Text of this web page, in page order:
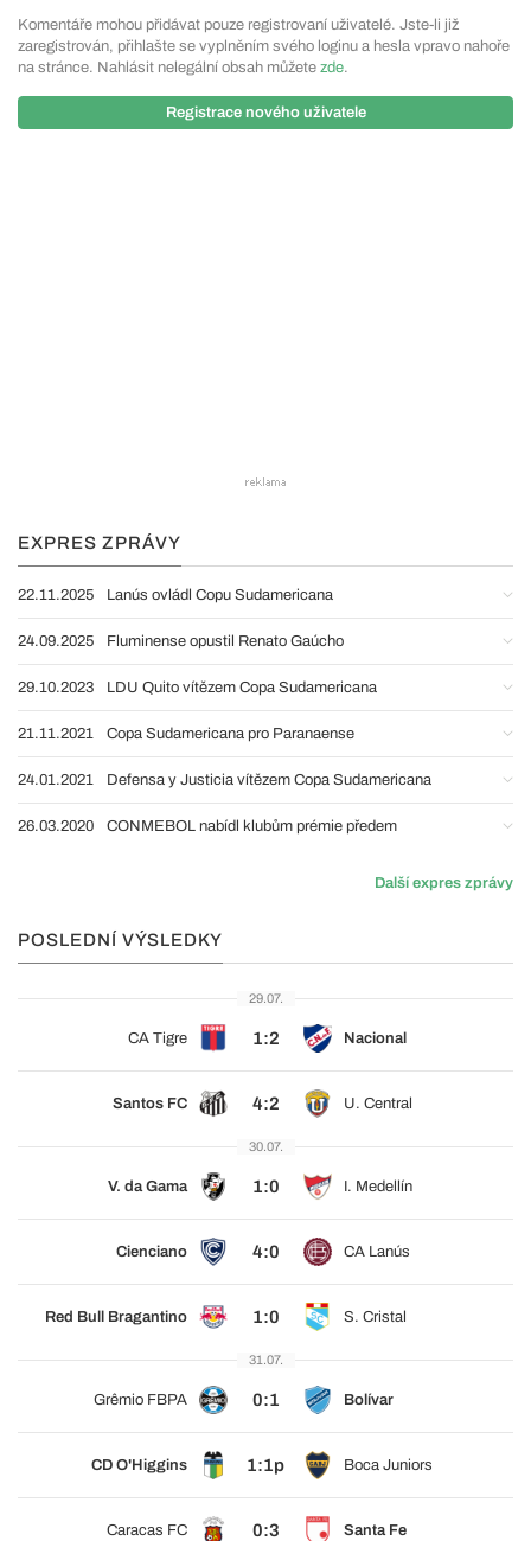
Komentáře mohou přidávat pouze registrovaní uživatelé. Jste-li již
zaregistrován, přihlašte se vyplněním svého loginu a hesla vpravo nahoře
na stránce. Nahlásit nelegální obsah můžete zde.
Registrace nového uživatele
EXPRES ZPRÁVY
22.11.2025 Lanús ovládl Copu Sudamericana
24.09.2025 Fluminense opustil Renato Gaúcho
29.10.2023 LDU Quito vítězem Copa Sudamericana
21.11.2021 Copa Sudamericana pro Paranaense
24.01.2021 Defensa y Justicia vítězem Copa Sudamericana
26.03.2020 CONMEBOL nabídl klubům prémie předem
Další expres zprávy
POSLEDNÍ VÝSLEDKY
29.07.
CA Tigre 1:2 Nacional
Santos FC 4:2 U. Central
30.07.
V. da Gama 1:0 I. Medellín
Cienciano 4:0 CA Lanús
Red Bull Bragantino 1:0 S. Cristal
31.07.
Grêmio FBPA 0:1 Bolívar
CD O'Higgins 1:1p Boca Juniors
Caracas FC 0:3 Santa Fe